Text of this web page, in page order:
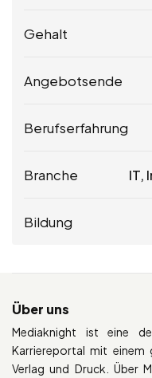
Gehalt
Angebotsende
Berufserfahrung
Branche IT,
Bildung
Über uns
Mediaknight ist eine
Karriereportal mit einem
Verlag und Druck. Über